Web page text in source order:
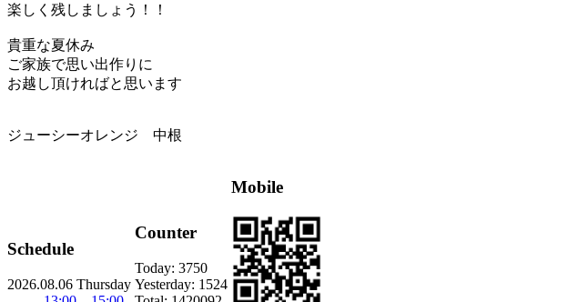
楽しく残しましょう！！
貴重な夏休み
ご家族で思い出作りに
お越し頂ければと思います
ジューシーオレンジ 中根
Schedule
2026.08.06 Thursday
Counter
Today: 3750
Yesterday: 1524
Mobile